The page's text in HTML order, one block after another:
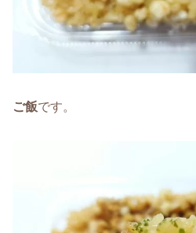
ご飯です。